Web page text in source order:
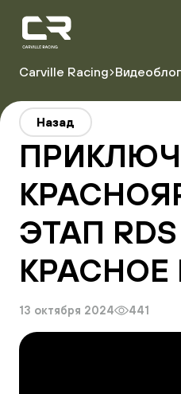
version="1.0"
encoding="utf-
Carville Racing Видеоблог
Назад
ЭТАП
КРАСНОЕ
13 октября 2024 441